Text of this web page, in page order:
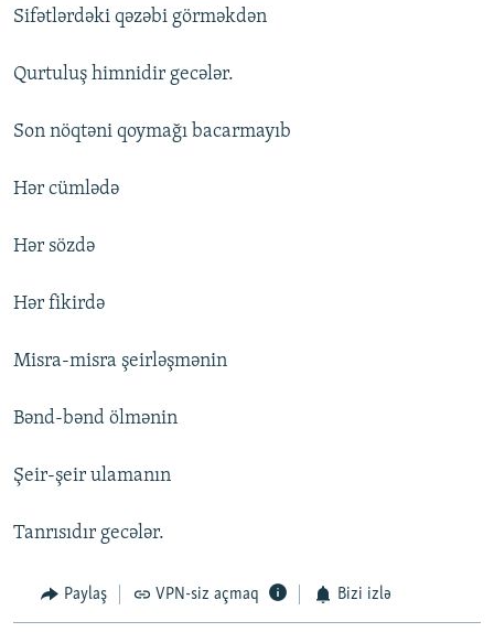
Sifətlərdəki qəzəbi görməkdən
Qurtuluş himnidir gecələr.
Son nöqtəni qoymağı bacarmayıb
Hər cümlədə
Hər sözdə
Hər fikirdə
Misra-misra şeirləşmənin
Bənd-bənd ölmənin
Şeir-şeir ulamanın
Tanrısıdır gecələr.
Paylaş VPN-siz açmaq Bizi izlə